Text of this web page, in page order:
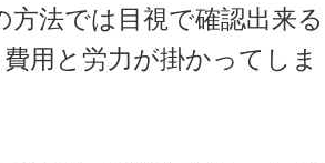
法では目視で確認出来る
用と労力が掛かってしま